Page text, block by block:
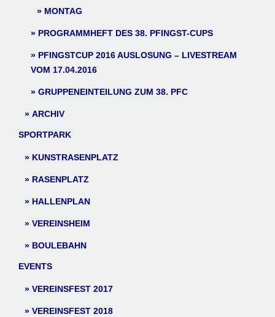
MONTAG
PROGRAMMHEFT DES 38. PFINGST-CUPS
PFINGSTCUP 2016 AUSLOSUNG – LIVESTREAM
VOM 17.04.2016
GRUPPENEINTEILUNG ZUM 38. PFC
ARCHIV
SPORTPARK
KUNSTRASENPLATZ
RASENPLATZ
HALLENPLAN
VEREINSHEIM
BOULEBAHN
EVENTS
VEREINSFEST 2017
VEREINSFEST 2018